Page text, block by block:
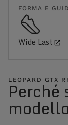
FORMA E
Wide Last
LEOPARD GTX
Perché